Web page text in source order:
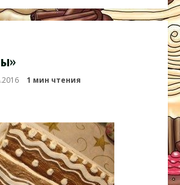
1 мин чтения